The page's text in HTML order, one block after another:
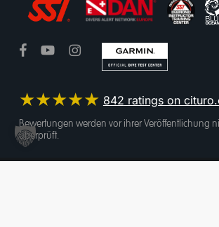
Tauchsportcenter Esslingen OHG
★★★★★
4.95out of 5 from
842 ratings on
Bewertungen werden vor ihrer Veröffentlichung
überprüft.